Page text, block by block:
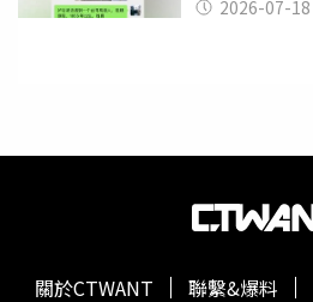
2026-07-18
關於CTWANT 聯繫&爆料